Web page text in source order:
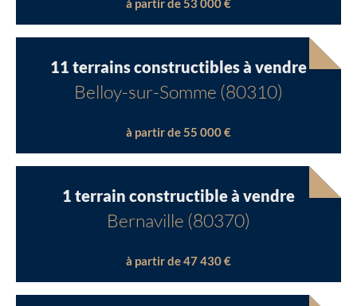
Chargement...
à partir de 53 000 €
11 terrains constructibles à vendre
Belloy-sur-Somme (80310)
à partir de 55 000 €
1 terrain constructible à vendre
Bernaville (80370)
à partir de 47 430 €